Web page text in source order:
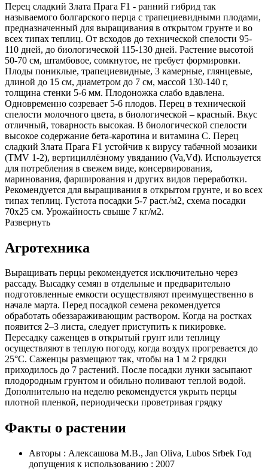
Перец сладкий Злата Прага F1 - ранний гибрид так
называемого болгарского перца с трапециевидными плодами,
предназначенный для выращивания в открытом грунте и во
всех типах теплиц. От всходов до технической спелости 95-
110 дней, до биологической 115-130 дней. Растение высотой
50-70 см, штамбовое, сомкнутое, не требует формировки.
Плоды пониклые, трапециевидные, 3 камерные, глянцевые,
длиной до 15 см, диаметром до 7 см, массой 130-140 г,
толщина стенки 5-6 мм. Плодоножка слабо вдавлена.
Одновременно созревает 5-6 плодов. Перец в технической
спелости молочного цвета, в биологической – красный. Вкус
отличный, товарность высокая. В биологической спелости
высокое содержание бета-каротина и витамина С. Перец
сладкий Злата Прага F1 устойчив к вирусу табачной мозаики
(TMV 1-2), вертициллёзному увяданию (Va,Vd). Используется
для потребления в свежем виде, консервирования,
маринования, фарширования и других видов переработки.
Рекомендуется для выращивания в открытом грунте, и во всех
типах теплиц. Густота посадки 5-7 раст./м2, схема посадки
70х25 см. Урожайность свыше 7 кг/м2.
Развернуть
Агротехника
Выращивать перцы рекомендуется исключительно через
рассаду. Высадку семян в отдельные и предварительно
подготовленные емкости осуществляют преимущественно в
начале марта. Перед посадкой семена рекомендуется
обработать обеззараживающим раствором. Когда на ростках
появится 2–3 листа, следует приступить к пикировке.
Пересадку саженцев в открытый грунт или теплицу
осуществляют в теплую погоду, когда воздух прогревается до
25°C. Саженцы размещают так, чтобы на 1 м 2 грядки
приходилось до 7 растений. После посадки лунки засыпают
плодородным грунтом и обильно поливают теплой водой.
Дополнительно на неделю рекомендуется укрыть перцы
плотной пленкой, периодически проветривая грядку
Факты о растении
Авторы : Алексашова М.В., Jаn Oliva, Lubos Srbek Год
допущения к использованию : 2007